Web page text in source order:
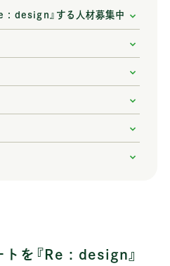
: design』する人材募集中
を『Re : design』